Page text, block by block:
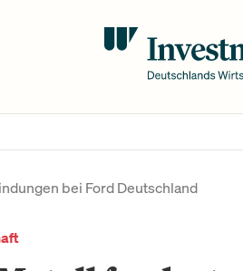
bei Ford Deutschland